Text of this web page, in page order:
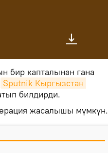
бир капталынан гана
Sputnik Кыргызстан
билдирди.
жасалышы мүмкүн.